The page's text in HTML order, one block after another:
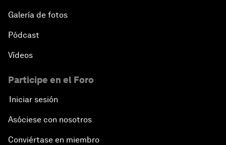
Galería de fotos
Pódcast
Vídeos
Participe en el Foro
Iniciar sesión
Asóciese con nosotros
Conviértase en miembro